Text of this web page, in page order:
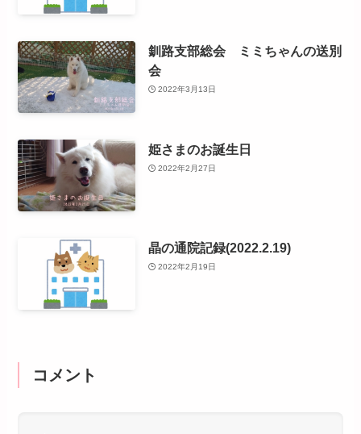
釧路支部総会 ミミちゃんの送別
会
2022年3月13日
姫さまのお誕生日
2022年2月27日
晶の通院記録(2022.2.19)
2022年2月19日
コメント